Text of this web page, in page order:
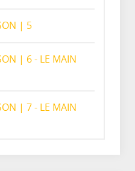
| 5
| 6 - LE MAIN
| 7 - LE MAIN